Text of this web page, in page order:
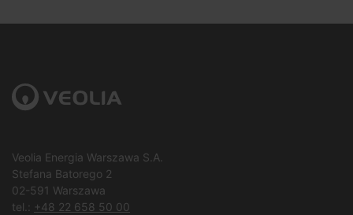
Veolia Energia Warszawa S.A.
Stefana Batorego 2
02-591 Warszawa
tel.: +48 22 658 50 00